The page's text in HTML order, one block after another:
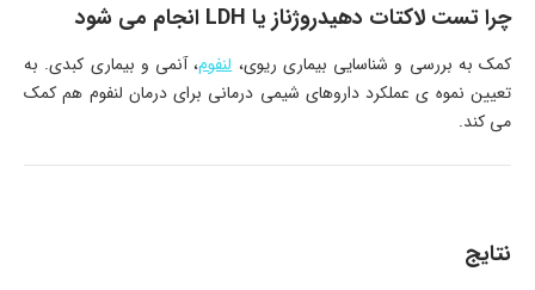
چرا تست لاکتات دهیدروژناز یا LDH انجام می شود
کمک به بررسی و شناسایی بیماری ریوی،لنفوم، آنمی و بیماری کبدی. به
تعیین نموه ی عملکرد داروهای شیمی درمانی برای درمان لنفوم هم کمک
می کند.
نتایج